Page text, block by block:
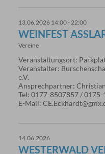
13.06.2026 14:00 - 22:00
WEINFEST
Vereine
Veranstaltungsort:
Veranstalter:
e.V.
Ansprechpartner:
Tel: 0177-8507857 / 0175-
E-Mail:
14.06.2026
WESTERWALD